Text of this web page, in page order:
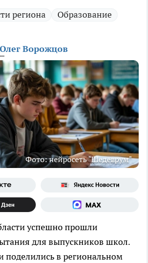
региона Образование
Олег Ворожцов
Фото: нейросеть "Шедеврум"
успешно прошли
для выпускников школ.
поделились в региональном